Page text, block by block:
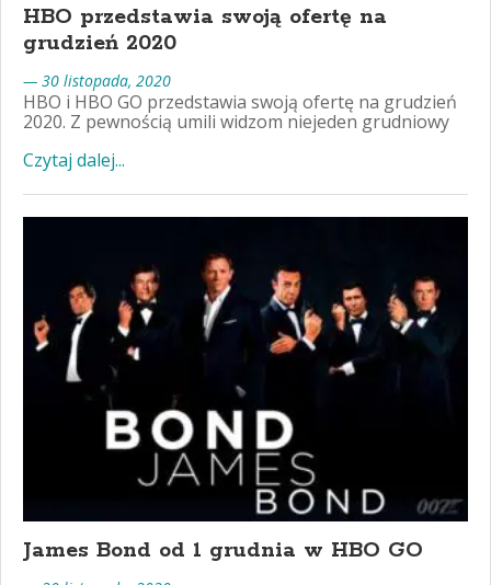
HBO przedstawia swoją ofertę na
grudzień 2020
— 30 listopada, 2020
HBO i HBO GO przedstawia swoją ofertę na grudzień
2020. Z pewnością umili widzom niejeden grudniowy
Czytaj dalej...
James Bond od 1 grudnia w HBO GO